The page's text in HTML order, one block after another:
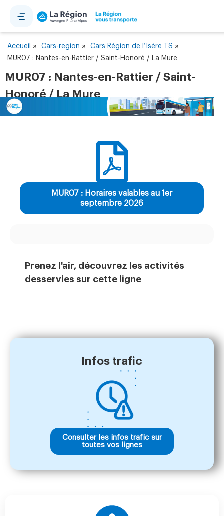
Accueil » Cars-region » Cars Région de l’Isère TS »
MUR07 : Nantes-en-Rattier / Saint-Honoré / La Mure
MUR07 : Nantes-en-Rattier / Saint-
Honoré / La Mure
MUR07 : Horaires valables au 1er
septembre 2026
Prenez l'air, découvrez les activités
desservies sur cette ligne
Infos trafic
Consulter les infos trafic sur
toutes vos lignes